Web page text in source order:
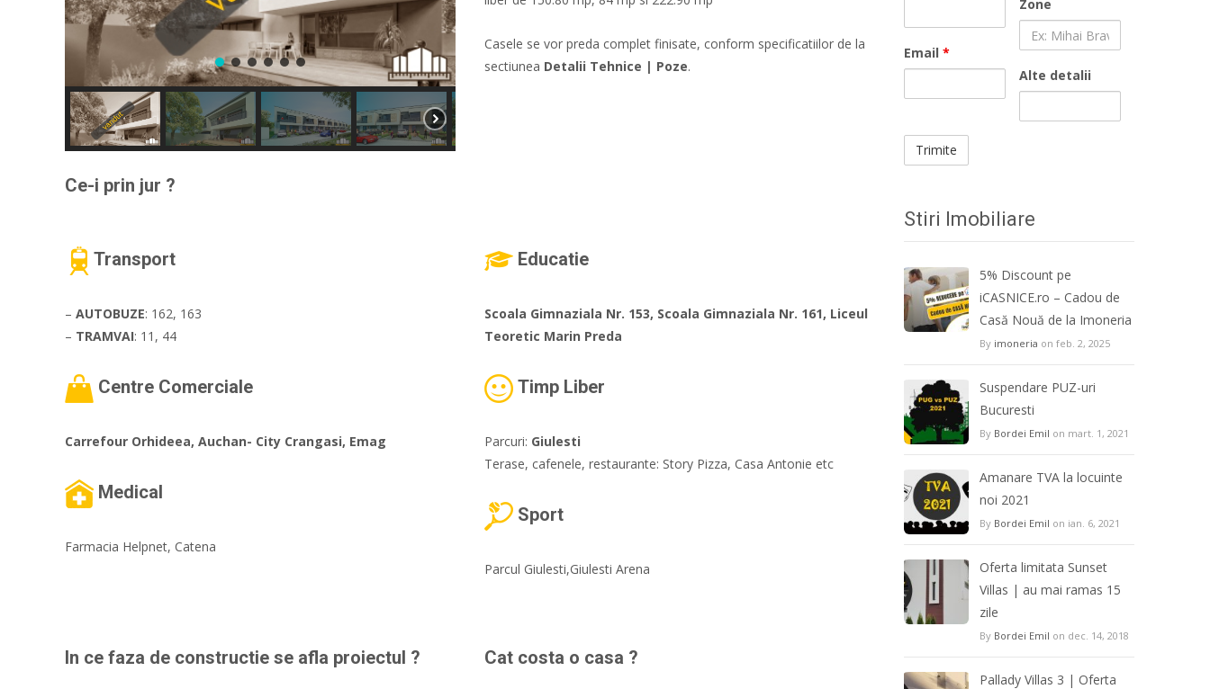
Casele se vor preda complet finisate, conform specificatiilor de la
sectiunea Detalii Tehnice | Poze.
Ce-i prin jur ?
Transport
– AUTOBUZE: 162, 163
– TRAMVAI: 11, 44
Centre Comerciale
Carrefour Orhideea, Auchan- City Crangasi, Emag
Medical
Farmacia Helpnet, Catena
Educatie
Scoala Gimnaziala Nr. 153, Scoala Gimnaziala Nr. 161, Liceul
Teoretic Marin Preda
Timp Liber
Parcuri: Giulesti
Terase, cafenele, restaurante: Story Pizza, Casa Antonie etc
Sport
Parcul Giulesti,Giulesti Arena
In ce faza de constructie se afla proiectul ? Cat costa o casa ?
Email *
Zone
Alte detalii
Stiri Imobiliare
5% Discount pe
iCASNICE.ro – Cadou de
Casă Nouă de la Imoneria
By imoneria on feb. 2, 2025
Suspendare PUZ-uri
Bucuresti
By Bordei Emil on mart. 1, 2021
Amanare TVA la locuinte
noi 2021
By Bordei Emil on ian. 6, 2021
Oferta limitata Sunset
Villas | au mai ramas 15
zile
By Bordei Emil on dec. 14, 2018
Pallady Villas 3 | Oferta